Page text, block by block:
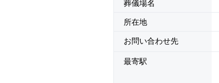
葬儀場名
所在地
お問い合わせ先
最寄駅